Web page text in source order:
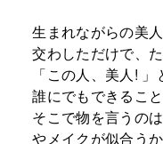
生まれながらの美
交わしただけで、
「この人、美人!
誰にでもできること
そこで物を言うの
やメイクが似合う